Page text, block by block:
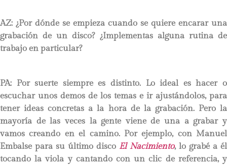
AZ: ¿Por dónde se empieza cuando se quiere encarar una
grabación de un disco? ¿Implementas alguna rutina de
trabajo en particular?
PA: Por suerte siempre es distinto. Lo ideal es hacer o
escuchar unos demos de los temas e ir ajustándolos, para
tener ideas concretas a la hora de la grabación. Pero la
mayoría de las veces la gente viene de una a grabar y
vamos creando en el camino. Por ejemplo, con Manuel
Embalse para su último disco El Nacimiento, lo grabé a él
tocando la viola y cantando con un clic de referencia, y